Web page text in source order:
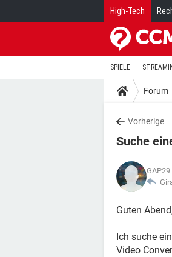
High-Tech
SPIELE
Forum
Vorherige
Suche
GAP29
Guten
Ich suche
Video